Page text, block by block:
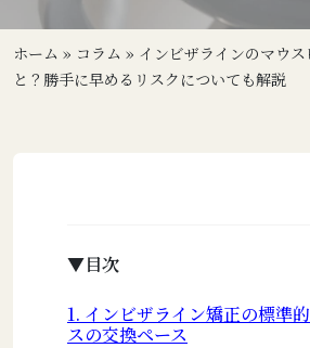
ホーム » コラム » インビザラインのマウ
と？勝手に早めるリスクについても解説
▼目次
1. インビザライン矯正の標準
スの交換ペース